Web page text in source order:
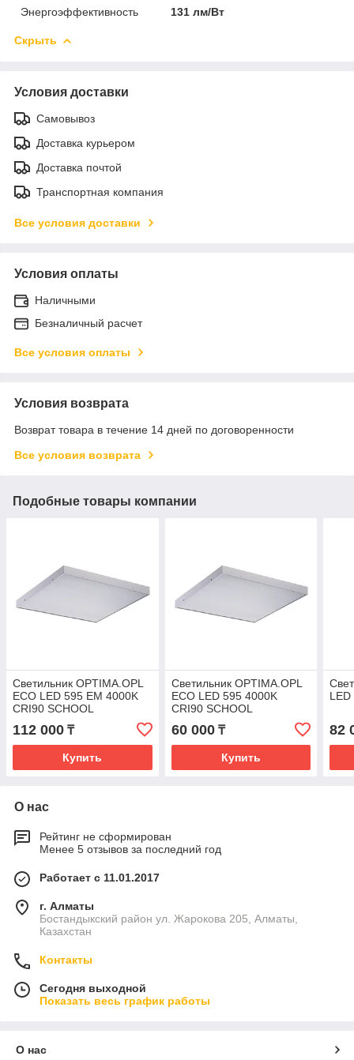
Энергоэффективность 131 лм/Вт
Скрыть
Условия доставки
Самовывоз
Доставка курьером
Доставка почтой
Транспортная компания
Все условия доставки
Условия оплаты
Наличными
Безналичный расчет
Все условия оплаты
Условия возврата
Возврат товара в течение 14 дней по договоренности
Все условия возврата
Подобные товары компании
Светильник OPTIMA.OPL
ECO LED 595 EM 4000K
CRI90 SCHOOL
112 000 ₸
Купить
Светильник OPTIMA.OPL
ECO LED 595 4000K
CRI90 SCHOOL
60 000₸
Купить
82
О нас
Рейтинг не сформирован
Менее 5 отзывов за последний год
Работает с 11.01.2017
г. Алматы
Бостандыкский район ул. Жарокова 205, Алматы,
Казахстан
Контакты
Сегодня выходной
Показать весь график работы
О нас